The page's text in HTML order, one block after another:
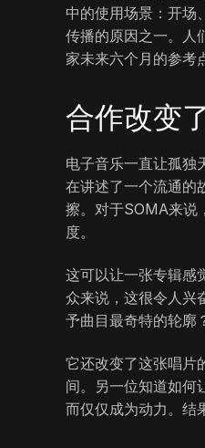
中的使用场景：开场
传播的原因之一。人
家未来六个月的参考
合作改变
电子音乐一直让孤独
在讲述了一个流通的
擦。对于SOMA来说
度。
这可以让一张专辑感
众来说，这很令人兴
予曲目最奇特的轮廓
它还改变了这张唱片
间。另一位知道如何
而仅仅成为动力。结